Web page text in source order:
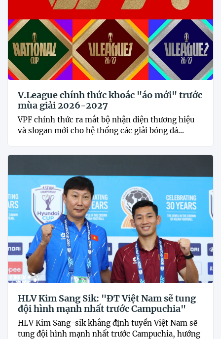
V.League chính thức khoác "áo mới" trước
mùa giải 2026-2027
VPF chính thức ra mắt bộ nhận diện thương hiệu
và slogan mới cho hệ thống các giải bóng đá...
HLV Kim Sang Sik: "ĐT Việt Nam sẽ tung
đội hình mạnh nhất trước Campuchia"
HLV Kim Sang-sik khẳng định tuyển Việt Nam sẽ
tung đội hình mạnh nhất trước Campuchia, hướng